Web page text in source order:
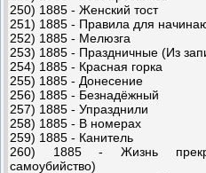
250) 1885 - Женский тост
251) 1885 - Правила для
252) 1885 - Мелюзга
253) 1885 - Праздничные (Из
254) 1885 - Красная горка
255) 1885 - Донесение
256) 1885 - Безнадёжный
257) 1885 - Упразднили
258) 1885 - В номерах
259) 1885 - Канитель
260) 1885 - Жизнь
самоубийство)